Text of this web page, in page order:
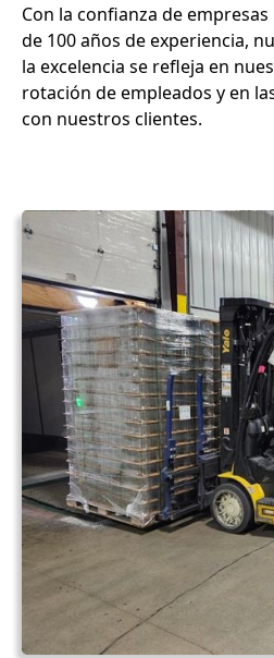
Con la confianza de
de 100 años de experiencia,
la excelencia se refleja en
rotación de empleados y en
con nuestros clientes.